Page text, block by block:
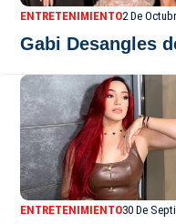
ENTRETENIMIENTO2 De
Gabi Desangles
ENTRETENIMIENTO30 De